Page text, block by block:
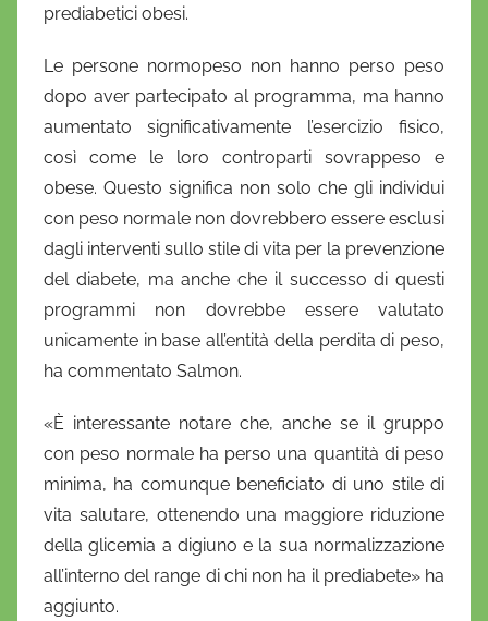
prediabetici obesi.
Le persone normopeso non hanno perso peso
dopo aver partecipato al programma, ma hanno
aumentato significativamente l’esercizio fisico,
così come le loro controparti sovrappeso e
obese. Questo significa non solo che gli individui
con peso normale non dovrebbero essere esclusi
dagli interventi sullo stile di vita per la prevenzione
del diabete, ma anche che il successo di questi
programmi non dovrebbe essere valutato
unicamente in base all’entità della perdita di peso,
ha commentato Salmon.
«È interessante notare che, anche se il gruppo
con peso normale ha perso una quantità di peso
minima, ha comunque beneficiato di uno stile di
vita salutare, ottenendo una maggiore riduzione
della glicemia a digiuno e la sua normalizzazione
all’interno del range di chi non ha il prediabete» ha
aggiunto.